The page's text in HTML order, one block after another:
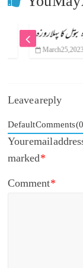
بتول کا پہلاروزہ
March 25, 2023
Leave a reply
Default Comments
Your email
marked*
Comment*